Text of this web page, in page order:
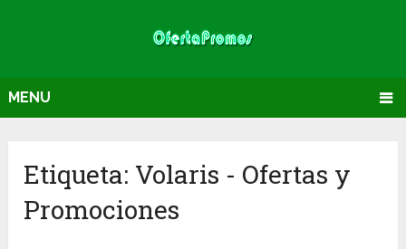
MENU
Etiqueta: Volaris - Ofertas y
Promociones